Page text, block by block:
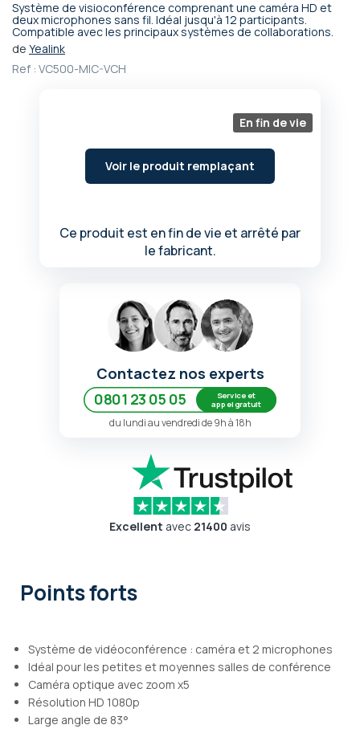
Système de visioconférence comprenant une caméra HD et
deux microphones sans fil. Idéal jusqu'à 12 participants.
Compatible avec les principaux systèmes de collaborations.
de Yealink
Ref : VC500-MIC-VCH
En fin de vie
Voir le produit remplaçant
Ce produit est en fin de vie et arrêté par
le fabricant.
Passer
au
début
de
Contactez nos experts
0801 23 05 05
Service et
appel gratuit
du lundi au vendredi de 9h à 18h
Excellent avec 21400 avis
Points forts
Système de vidéoconférence : caméra et 2 microphones
Idéal pour les petites et moyennes salles de conférence
Caméra optique avec zoom x5
Résolution HD 1080p
Large angle de 83°